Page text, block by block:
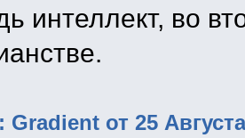
интеллект, во
Gradient от 25